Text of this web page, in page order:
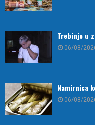
Trebinje u
06/08/
Namirnica
06/08/